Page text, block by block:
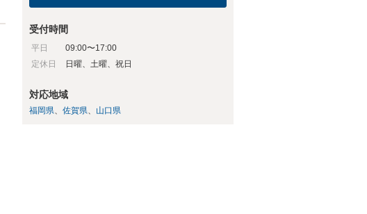
受付時間
平日
09:00〜17:00
定休日
日曜、土曜、祝日
対応地域
福岡県 佐賀県 山口県